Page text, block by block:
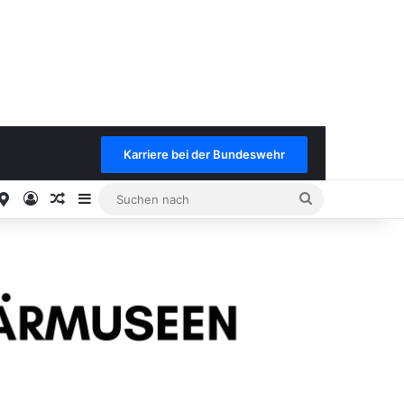
Karriere bei der Bundeswehr
GoogleAnmeldenKeine neuen Benachrichtungen
Sidebar